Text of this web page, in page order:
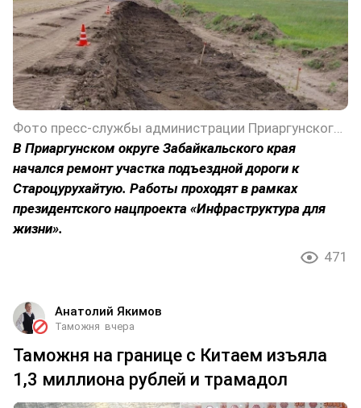
В Приаргунском округе Забайкальского края
начался ремонт участка подъездной дороги к
Староцурухайтую. Работы проходят в рамках
президентского нацпроекта «Инфраструктура для
жизни».
471
Анатолий Якимов
Таможня вчера
Таможня на границе с Китаем изъяла
1,3 миллиона рублей и трамадол